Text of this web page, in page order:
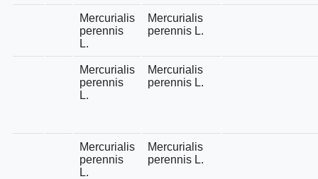
Mercurialis
perennis
L.
Mercurialis
perennis L.
Mercurialis
perennis
L.
Mercurialis
perennis L.
Mercurialis
perennis
L.
Mercurialis
perennis L.